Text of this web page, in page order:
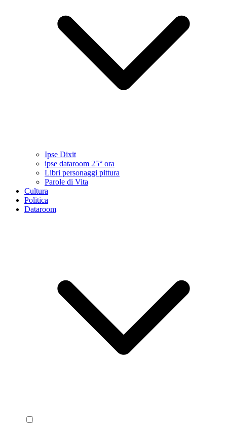
Ipse Dixit
ipse dataroom 25° ora
Libri personaggi pittura
Parole di Vita
Cultura
Politica
Dataroom